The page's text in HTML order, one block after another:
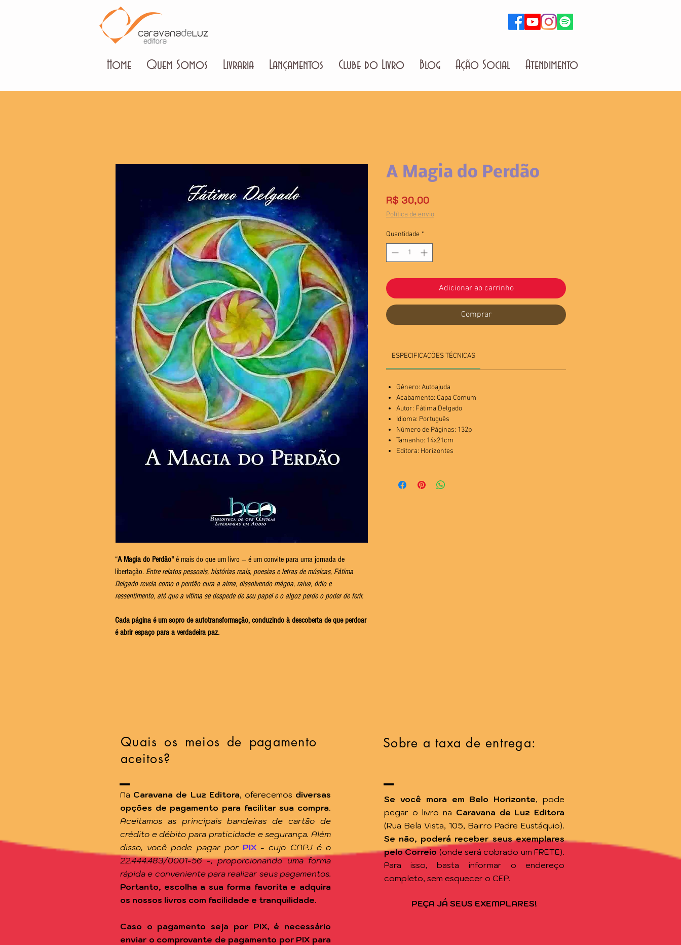
Home Quem Somos Livraria Lançamentos Clube do Livro Blog Ação Social Atendimento
“A Magia do Perdão" é mais do que um livro — é um convite para uma jornada de
libertação. Entre relatos pessoais, histórias reais, poesias e letras de músicas, Fátima
Delgado revela como o perdão cura a alma, dissolvendo mágoa, raiva, ódio e
ressentimento, até que a vítima se despede de seu papel e o algoz perde o poder de ferir.
Cada página é um sopro de autotransformação, conduzindo à descoberta de que perdoar
é abrir espaço para a verdadeira paz.
A Magia do Perdão
R$ 30,00Preço
Política de envio
Quantidade *
Adicionar ao carrinho
Comprar
ESPECIFICAÇÕES TÉCNICAS
Gênero: Autoajuda
Acabamento: Capa Comum
Autor: Fátima Delgado
Idioma: Português
Número de Páginas: 132p
Tamanho: 14x21cm
Editora: Horizontes
Sobre a taxa de entrega:
Se você mora em Belo Horizonte, pode
pegar o livro na Caravana de Luz Editora
(Rua Bela Vista, 105, Bairro Padre Eustáquio).
Se não, poderá receber seus exemplares
pelo Correio (onde será cobrado um FRETE).
Para isso, basta informar o endereço
completo, sem esquecer o CEP.
PEÇA JÁ SEUS EXEMPLARES!
Quais os meios de pagamento
aceitos?
Na Caravana de Luz Editora, oferecemos diversas
opções de pagamento para facilitar sua compra.
Aceitamos as principais bandeiras de cartão de
crédito e débito para praticidade e segurança. Além
disso, você pode pagar por PIX - cujo CNPJ é o
22.444.483/0001-56 -, proporcionando uma forma
rápida e conveniente para realizar seus pagamentos.
Portanto, escolha a sua forma favorita e adquira
os nossos livros com facilidade e tranquilidade.
Caso o pagamento seja por PIX, é necessário
enviar o comprovante de pagamento por PIX para